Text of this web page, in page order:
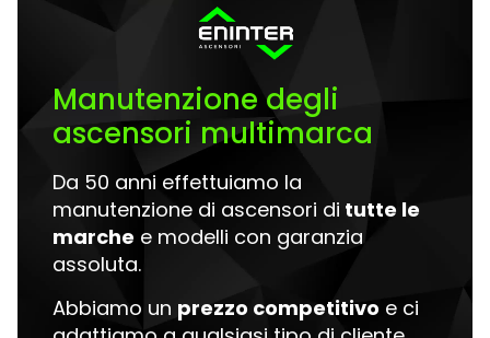
Manutenzione degli
ascensori multimarca
Da 50 anni effettuiamo la
manutenzione di ascensori di tutte le
marche e modelli con garanzia
assoluta.
Abbiamo un prezzo competitivo e ci